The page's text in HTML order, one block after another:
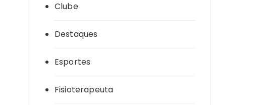
Clube
Destaques
Esportes
Fisioterapeuta